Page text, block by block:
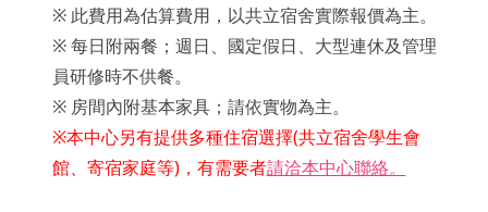
※ 此費用為估算費用，以共立宿舍實際報價為主。
※ 每日附兩餐；週日、國定假日、大型連休及管理
員研修時不供餐。
※ 房間內附基本家具；請依實物為主。
※本中心另有提供多種住宿選擇(共立宿舍學生會
館、寄宿家庭等)，有需要者請洽本中心聯絡。